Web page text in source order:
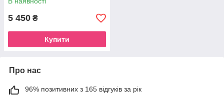
5 450 ₴
Купити
Про нас
96% позитивних з 165 відгуків за рік